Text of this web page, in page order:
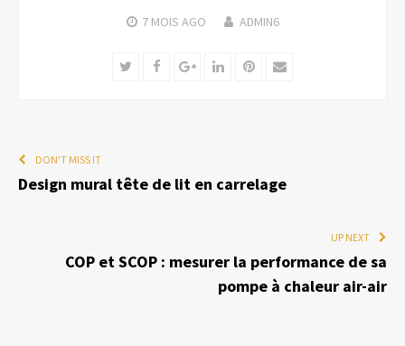
7 MOIS AGO ADMIN6
TwitterFacebookGoogle+LinkedInPinterest
Email
DON'T MISS IT
Design mural tête de lit en carrelage
UP NEXT
COP et SCOP : mesurer la performance de sa
pompe à chaleur air-air